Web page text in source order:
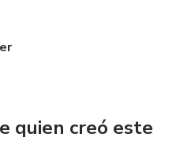
quien creó este